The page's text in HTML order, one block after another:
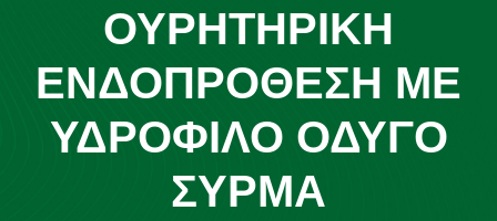
ΟΥΡΗΤΗΡΙΚΗ
ΕΝΔΟΠΡΟΘΕΣΗ ΜΕ
ΥΔΡΟΦΙΛΟ ΟΔΥΓΟ
ΣΥΡΜΑ